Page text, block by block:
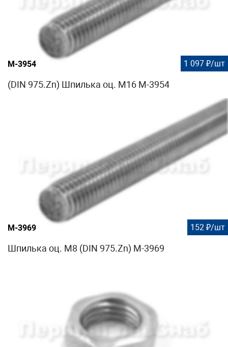
М-3954 1 097 ₽/шт
(DIN 975.Zn) Шпилька оц. М16 М-3954
М-3969 152 ₽/шт
Шпилька оц. М8 (DIN 975.Zn) М-3969